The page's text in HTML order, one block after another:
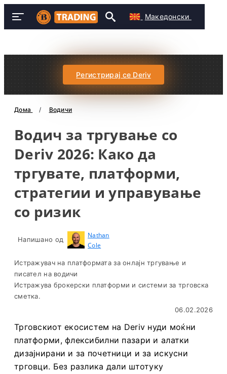
Македонски
Регистрирај се Deriv
Дома Водичи
Водич за тргување со
Deriv 2026: Како да
тргувате, платформи,
стратегии и управување
со ризик
Напишано од
Nathan
Cole
Истражувач на платформата за онлајн тргување и
писател на водичи
Истражува брокерски платформи и системи за трговска
сметка.
06.02.2026
Трговскиот екосистем на Deriv нуди моќни
платформи, флексибилни пазари и алатки
дизајнирани и за почетници и за искусни
трговци. Без разлика дали штотуку